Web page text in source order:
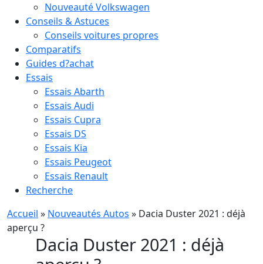
Nouveauté Volkswagen
Conseils & Astuces
Conseils voitures propres
Comparatifs
Guides d?achat
Essais
Essais Abarth
Essais Audi
Essais Cupra
Essais DS
Essais Kia
Essais Peugeot
Essais Renault
Recherche
Accueil » Nouveautés Autos » Dacia Duster 2021 : déjà
aperçu ?
Dacia Duster 2021 : déjà